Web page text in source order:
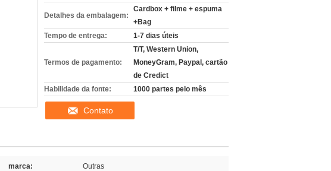
Detalhes da embalagem:
Cardbox + filme + espuma
+Bag
Tempo de entrega:
1-7 dias úteis
Termos de pagamento:
T/T, Western Union,
MoneyGram, Paypal, cartão
de Credict
Habilidade da fonte:
1000 partes pelo mês
Contato
marca: Outras